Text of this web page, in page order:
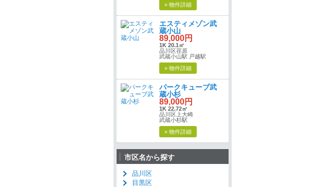
» 物件詳細
エスティメゾン武
蔵小山
89,000円
1K 20.1㎡
品川区荏原
武蔵小山駅 戸越駅
» 物件詳細
パークキューブ武
蔵小杉
89,000円
1K 22.72㎡
品川区上大崎
武蔵小杉駅
» 物件詳細
市区名から探す
品川区
目黒区